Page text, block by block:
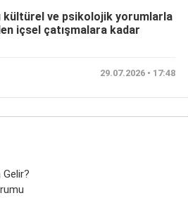
kültürel ve psikolojik yorumlarla
içsel çatışmalara kadar
29.07.2026 • 17:48